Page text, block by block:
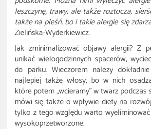
leszczynę, trawy, ale także roztocza,
także na pleśń, bo i takie alergie się
Zielińska-Wyderkiewicz.
Jak zminimalizować objawy alergii? Z
unikać wielogodzinnych spacerów,
do parku. Wieczorem należy
najlepiej także włosy, bo w nich
które potem „wcieramy” w twarz podczas
mówi się także o wpływie diety na
tylko z tego względu warto
wysokoprzetworzone.